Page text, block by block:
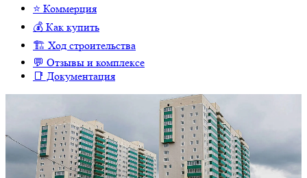
⭐️ Коммерция
💰 Как купить
🏗 Ход строительства
💬 Отзывы и комплексе
📑 Документация